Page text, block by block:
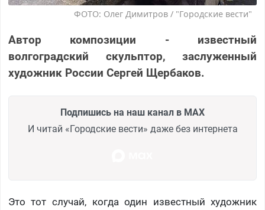
ФОТО: Олег Димитров / "Городские вести"
Автор композиции - известный
волгоградский скульптор, заслуженный
художник России Сергей Щербаков.
Подпишись на наш канал в MAX
И читай «Городские вести» даже без интернета
Это тот случай, когда один известный художник